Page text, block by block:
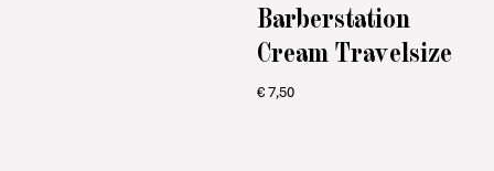
Barberstation
Cream Travelsize
€7,50